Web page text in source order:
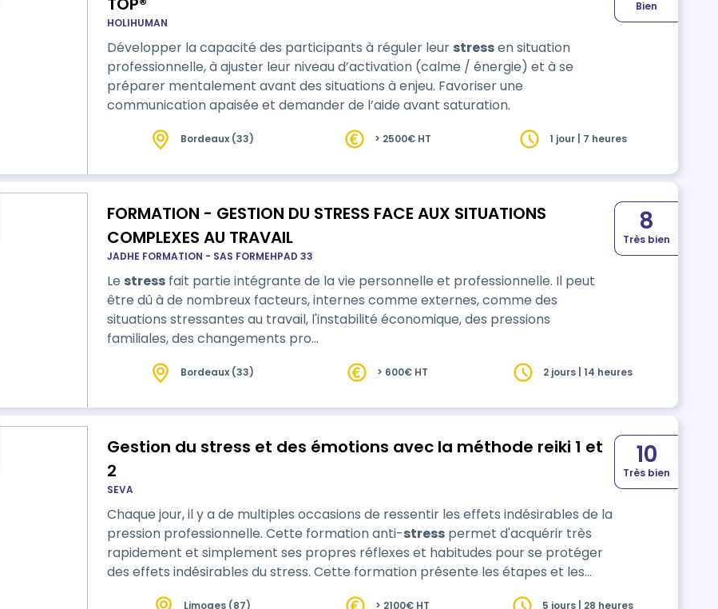
HOLIHUMAN
Développer la capacité des participants à réguler leur stressen situation
professionnelle, à ajuster leur niveau d’activation (calme / énergie) et à se
préparer mentalement avant des situations à enjeu. Favoriser une
communication apaisée et demander de l’aide avant saturation.
Bien
Bordeaux (33) > 2500€ HT 1 jour | 7 heures
FORMATION - GESTION DU STRESS FACE AUX SITUATIONS
COMPLEXES AU TRAVAIL
JADHE FORMATION - SAS FORMEHPAD 33
Le stressfait partie intégrante de la vie personnelle et professionnelle. Il peut
être dû à de nombreux facteurs, internes comme externes, comme des
situations stressantes au travail, l'instabilité économique, des pressions
familiales, des changements pro…
8
Très bien
Bordeaux (33) > 600€ HT 2 jours | 14 heures
Gestion du stress et des émotions avec la méthode reiki 1 et
2
SEVA
Chaque jour, il y a de multiples occasions de ressentir les effets indésirables de la
pression professionnelle. Cette formation anti-stresspermet d'acquérir très
rapidement et simplement ses propres réflexes et habitudes pour se protéger
des effets indésirables du stress. Cette formation présente les étapes et les
10
Très bien
Limoges (87) > 2100€ HT 5 jours | 28 heures